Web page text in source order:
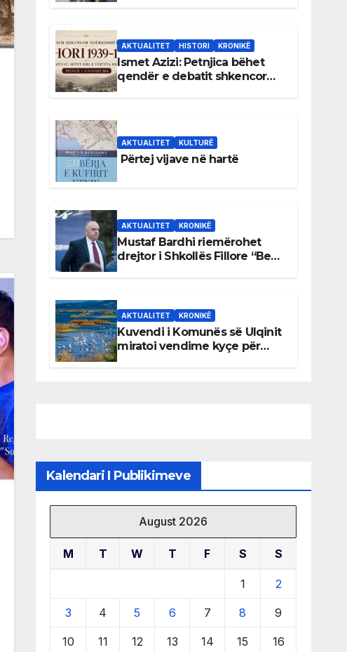
AKTUALITET HISTORI KRONIKË
Ismet Azizi: Petnjica bëhet
qendër e debatit shkencor
AKTUALITET KULTURË
Përtej vijave në hartë
AKTUALITET KRONIKË
Mustaf Bardhi riemërohet
drejtor i Shkollës Fillore “Bedri
AKTUALITET KRONIKË
Kuvendi i Komunës së Ulqinit
miratoi vendime kyçe për
Kalendari I Publikimeve
August 2026
M T W T F S S
1 2
3 4 5 6 7 8 9
10 11 12 13 14 15 16